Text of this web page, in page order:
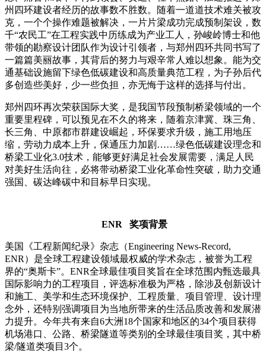
州四环建设者经历的故事数不胜数。随着一道道技术难关被攻
克，一个个操作难题被解决，一片片梁成功完成预制架设，数
千“农民工”在工程实践中历练成为产业工人，孙峻岭博士和他
带领的勘察设计团队作为设计引领者，与郑州四环共同书写了
一篇篇美丽故事，其背后的努力与艰辛常人难以想象。能为交
通基础设施留下绿色低碳建设和高质量典范工程，为子孙后代
多创造些美好，少一些负担，亦无悔于这样的选择与付出。
郑州四环再次荣获国际大奖，是我国节段预制桥梁领域的一个
重要里程碑，可以预见在不久的将来，随着京津冀、珠三角、
长三角、中原都市群建设崛起，环保要求升级，施工用地压
缩，劳动力成本上升，保通压力加剧……绿色低碳建设理念和
桥梁工业化3.0技术，能够更好满足社会发展需要，满足人民
对美好生活向往，必将带动桥梁工业化革命性突破，助力交通
强国、碳达峰碳中和目标早日实现。
ENR 奖项背景
美国《工程新闻纪录》杂志（Engineering News-Record,
ENR）是全球工程建设领域最权威的学术杂志，被誉为工程
界的“奥斯卡”。ENR全球最佳项目奖旨在全球范围内甄选最具
国际影响力的工程项目，评选标准极为严格，除涉及创新设计
和施工、美学和生态环境保护、工程质量、项目管理、设计理
念外，还特别强调项目为当地所带来的生活品质改善和发展潜
力提升。今年共有来自6大洲18个国家和地区的34个项目获得
机场港口、公路、桥梁隧道等类别的全球最佳项目奖，其中桥
梁/隧道类项目3个。